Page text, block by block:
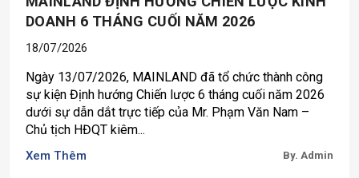
DOANH 6 THÁNG CUỐI NĂM 2026
18/07/2026
Ngày 13/07/2026, MAINLAND đã tổ chức thành công
sự kiện Định hướng Chiến lược 6 tháng cuối năm 2026
dưới sự dẫn dắt trực tiếp của Mr. Phạm Văn Nam –
Chủ tịch HĐQT kiêm...
Xem Thêm By. Admin